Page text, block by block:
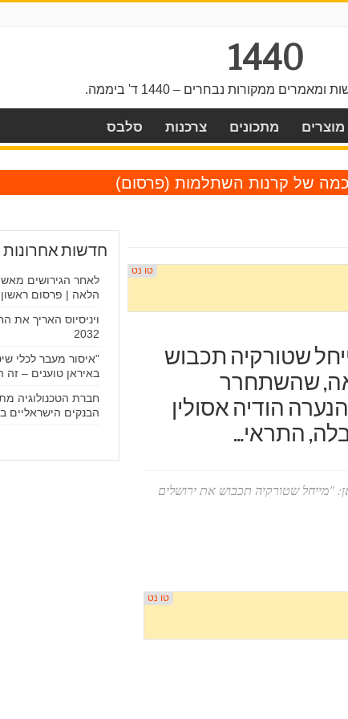
1440
ממקורות נבחרים – 1440 ד' ביממה.
מוצרים מתכונים צרכנות סלבס
של קרנות השתלמות (פרסום)
שטורקיה תכבוש
שהשתחרר
הודיה אסולין
התראי…
חדשות אחרונות
לאחר הגירושים
הלאה | פרסום ראשון
ויניסיוס האריך את
2032
"איסור מעבר לכלי
באיראן טוענים – זה
חברת הטכנולוגיה
הבנקים הישראליים